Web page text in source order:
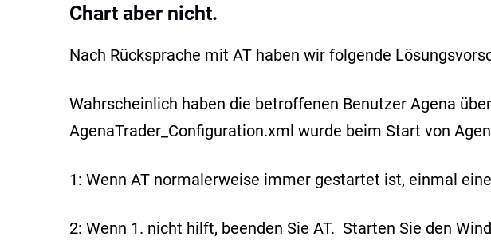
Chart aber nicht.
Nach Rücksprache mit AT haben wir folgende
Wahrscheinlich haben die betroffenen Benutzer Agena
AgenaTrader_Configuration.xml wurde beim Start von
1: Wenn AT normalerweise immer gestartet ist, einmal
2: Wenn 1. nicht hilft, beenden Sie AT. Starten Sie den